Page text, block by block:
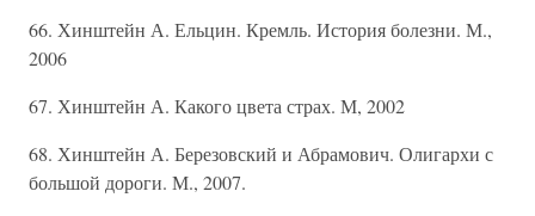
66. Хинштейн А. Ельцин. Кремль. История болезни. М.,
2006
67. Хинштейн А. Какого цвета страх. М, 2002
68. Хинштейн А. Березовский и Абрамович. Олигархи с
большой дороги. М., 2007.